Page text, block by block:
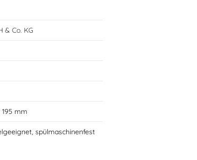
& Co. KG
mm
spülmaschinenfest